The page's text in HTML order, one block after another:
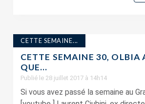
CETTE SEMAINE...
CETTE SEMAINE 30, OLBIA
QUE…
Publié le 28 juillet 2017 à 14h14
Si vous avez passé la semaine au